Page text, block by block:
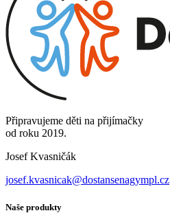
Připravujeme děti na přijímačky
od roku 2019.
Josef Kvasničák
josef.kvasnicak@dostansenagympl.cz
Naše produkty